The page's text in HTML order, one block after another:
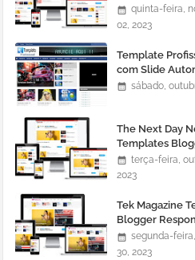
quinta-feira,
02, 2023
Template
com Slide
0465sábado,
The Next Day
Templates
Responsivo
terça-feira,
2023
Tek Magazine
Blogger
segunda-
30, 2023